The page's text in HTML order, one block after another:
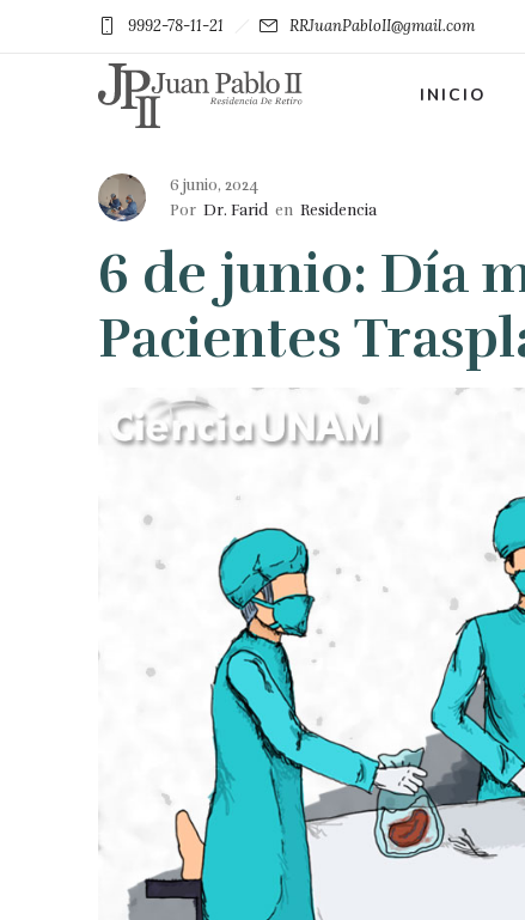
9992-78-11-21 RRJuanPabloII@gmail.com
INICIO
6 junio, 2024
Por Dr. Farid en Residencia
6 de junio: Día
Pacientes